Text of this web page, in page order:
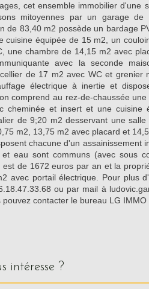
cet ensemble immobilier d'une
mitoyennes par un garage de
de 83,40 m2 possède un bardage
cuisine équipée de 15 m2, un
une chambre de 14,15 m2 avec
avec la seconde
de 17 m2 avec WC et grenier
électrique à inertie et
comprend au rez-de-chaussée
cheminée et insert et une cuisine
de 9;20 m2 desservant une
m2, 13,75 m2 avec placard et
chacune d'un assainissement
et eau sont communs (avec sous
est de 1672 euros par an et la
avec portail électrique. Pour plus
ou par mail à
contacter le bureau LG IMMO
intéresse ?